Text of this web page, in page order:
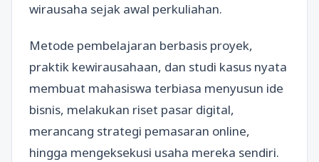
wirausaha sejak awal perkuliahan.
Metode pembelajaran berbasis proyek,
praktik kewirausahaan, dan studi kasus nyata
membuat mahasiswa terbiasa menyusun ide
bisnis, melakukan riset pasar digital,
merancang strategi pemasaran online,
hingga mengeksekusi usaha mereka sendiri.